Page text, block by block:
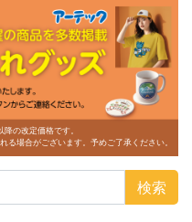
の改定価格です。
る場合がございます。予めご了承ください。
検索